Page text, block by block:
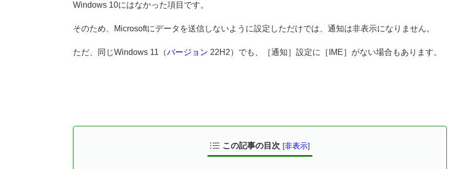
Windows 10にはなかった項目です。
そのため、Microsoftにデータを送信しないように設定しただけでは、通知は非表示になりません。
ただ、同じWindows 11（バージョン 22H2）でも、［通知］設定に［IME］がない場合もあります。
この記事の目次 [非表示]